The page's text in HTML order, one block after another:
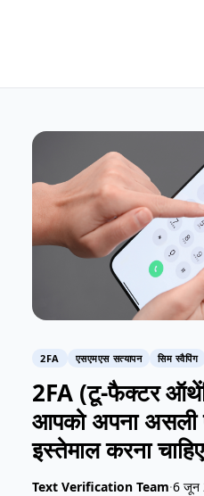
2FA एसएमएस सत्यापन सिम स्वैपिंग
2FA (टू-फैक्टर
आपको अपना असली
इस्तेमाल करना चाहिए
Text Verification Team·6 जून